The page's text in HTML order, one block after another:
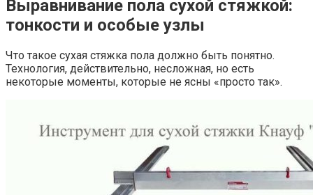
Выравнивание пола сухой стяжкой:
тонкости и особые узлы
Что такое сухая стяжка пола должно быть понятно.
Технология, действительно, несложная, но есть
некоторые моменты, которые не ясны «просто так».